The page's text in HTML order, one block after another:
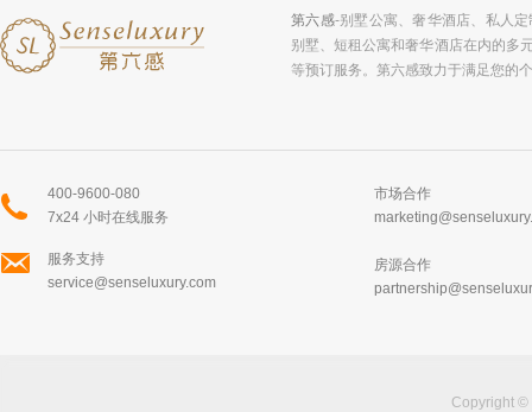
第六感-别墅公寓、奢华酒店、私人
别墅、短租公寓和奢华酒店在内的多
等预订服务。第六感致力于满足您的
400-9600-080
7x24 小时在线服务
服务支持
service@senseluxury.com
市场合作
房源合作
Copyright ©